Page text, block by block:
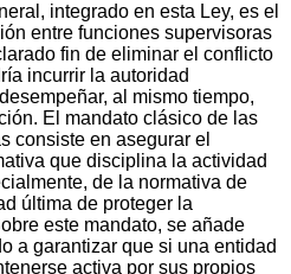
integrado en esta Ley, es el
entre funciones supervisoras
fin de eliminar el conflicto
incurrir la autoridad
al mismo tiempo,
El mandato clásico de las
consiste en asegurar el
que disciplina la actividad
de la normativa de
última de proteger la
este mandato, se añade
a garantizar que si una entidad
activa por sus propios